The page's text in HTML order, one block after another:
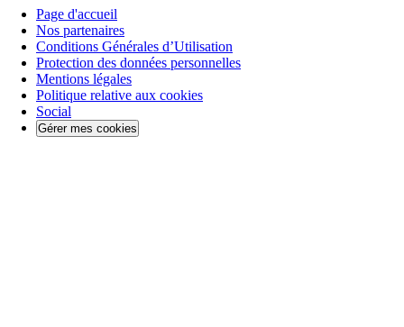
Page d'accueil
Nos partenaires
Conditions Générales d’Utilisation
Protection des données personnelles
Mentions légales
Politique relative aux cookies
Social
Gérer mes cookies